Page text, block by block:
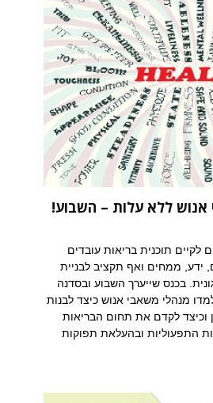
אנוש ללא עלות – השבוע!
לקיים תוכנית בריאות עובדים
ידע, ממחים ואף תקציב לבניית
בכנס שייערך השבוע ובסדנה
מנהלי משאבי אנוש כיצד לבנות
וכיצד לקדם את תחום הבריאות
התפעוליות ובהעלאת תפוקות